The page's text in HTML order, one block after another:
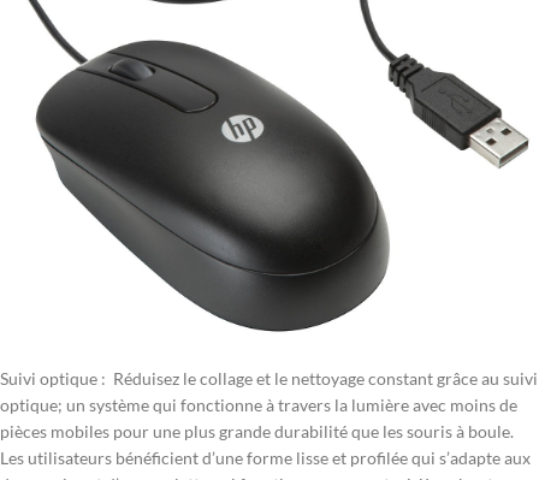
Suivi optique : Réduisez le collage et le nettoyage constant grâce au suivi
optique; un système qui fonctionne à travers la lumière avec moins de
pièces mobiles pour une plus grande durabilité que les souris à boule.
Les utilisateurs bénéficient d’une forme lisse et profilée qui s’adapte aux